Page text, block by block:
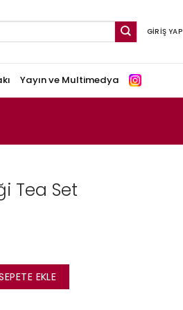
GIRIŞ YAP
Yayın ve Multimedya
Tea Set
adet EKLE